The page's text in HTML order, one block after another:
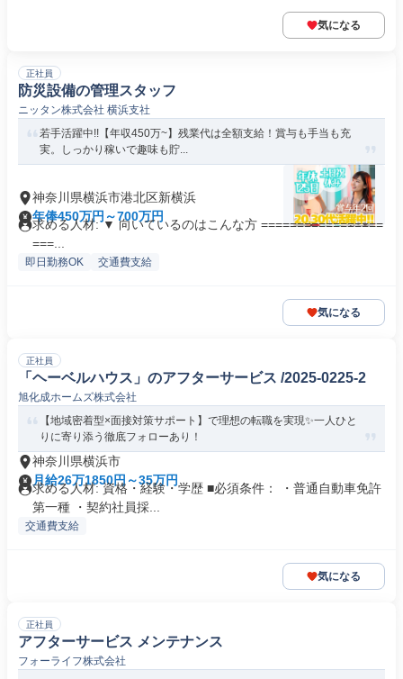
気になる
正社員
防災設備の管理スタッフ
ニッタン株式会社 横浜支社
若手活躍中!!【年収450万~】残業代は全額支給！賞与も手当も充
実。しっかり稼いで趣味も貯...
神奈川県横浜市港北区新横浜
年俸450万円～700万円
求める人材: ▼ 向いているのはこんな方 =================
===...
即日勤務OK 交通費支給
気になる
正社員
「ヘーベルハウス」のアフターサービス /2025-0225-2
旭化成ホームズ株式会社
【地域密着型×面接対策サポート】で理想の転職を実現✨一人ひと
りに寄り添う徹底フォローあり！
神奈川県横浜市
月給26万1850円～35万円
求める人材: 資格・経験・学歴 ■必須条件： ・普通自動車免許
第一種 ・契約社員採...
交通費支給
気になる
正社員
アフターサービス メンテナンス
フォーライフ株式会社